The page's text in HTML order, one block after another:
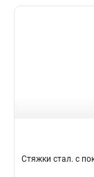
Стяжки стал. с